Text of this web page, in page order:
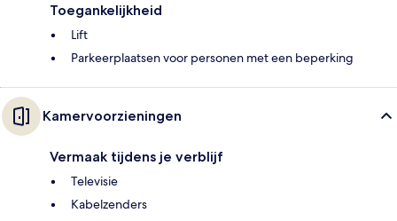
Toegankelijkheid
Lift
Parkeerplaatsen voor personen met een beperking
Kamervoorzieningen
Vermaak tijdens je verblijf
Televisie
Kabelzenders